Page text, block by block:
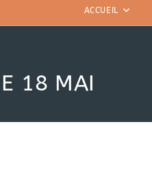
ACCUEIL
18 MAI